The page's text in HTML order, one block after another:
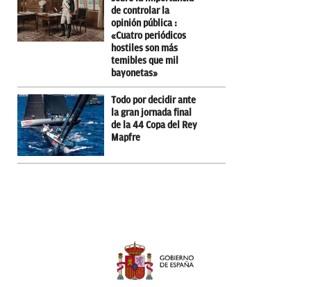
de controlar la
opinión pública :
«Cuatro periódicos
hostiles son más
temibles que mil
bayonetas»
Todo por decidir ante
la gran jornada final
de la 44 Copa del Rey
Mapfre